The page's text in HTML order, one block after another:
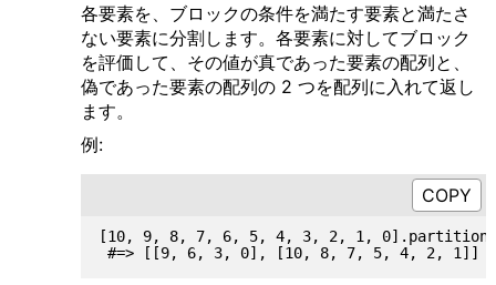
各要素を、ブロックの条件を満たす要素と満たさ
ない要素に分割します。各要素に対してブロック
を評価して、その値が真であった要素の配列と、
偽であった要素の配列の 2 つを配列に入れて返し
ます。
例:
[10, 9, 8, 7, 6, 5, 4, 3, 2, 1,